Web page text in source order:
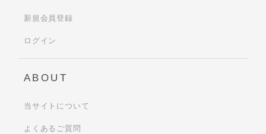
新規会員登録
ログイン
ABOUT
当サイトについて
よくあるご質問